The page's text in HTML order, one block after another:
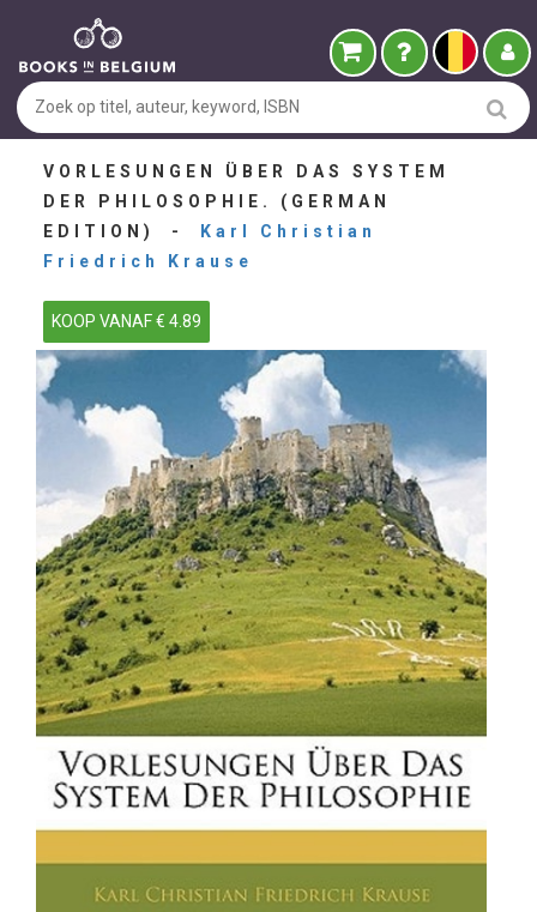
VORLESUNGEN ÜBER DAS SYSTEM
DER PHILOSOPHIE. (GERMAN
EDITION) -
Karl Christian
Friedrich Krause
KOOP VANAF € 4.89